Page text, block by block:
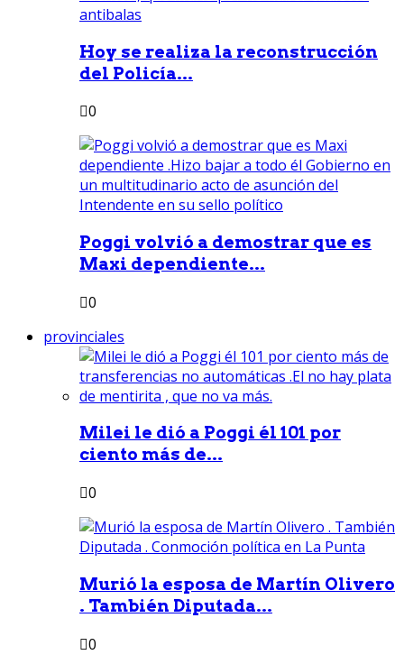
Hoy se realiza la reconstrucción
del Policía...
0
Poggi volvió a demostrar que es
Maxi dependiente...
0
provinciales
Milei le dió a Poggi él 101 por
ciento más de...
0
Murió la esposa de Martín Olivero
. También Diputada...
0